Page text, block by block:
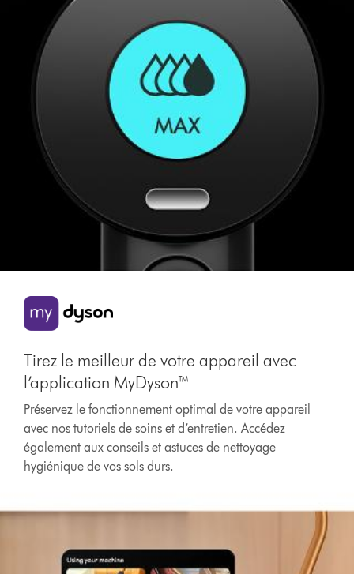
Tirez le meilleur de votre appareil avec
l’application MyDyson™
Préservez le fonctionnement optimal de votre appareil
avec nos tutoriels de soins et d’entretien. Accédez
également aux conseils et astuces de nettoyage
hygiénique de vos sols durs.